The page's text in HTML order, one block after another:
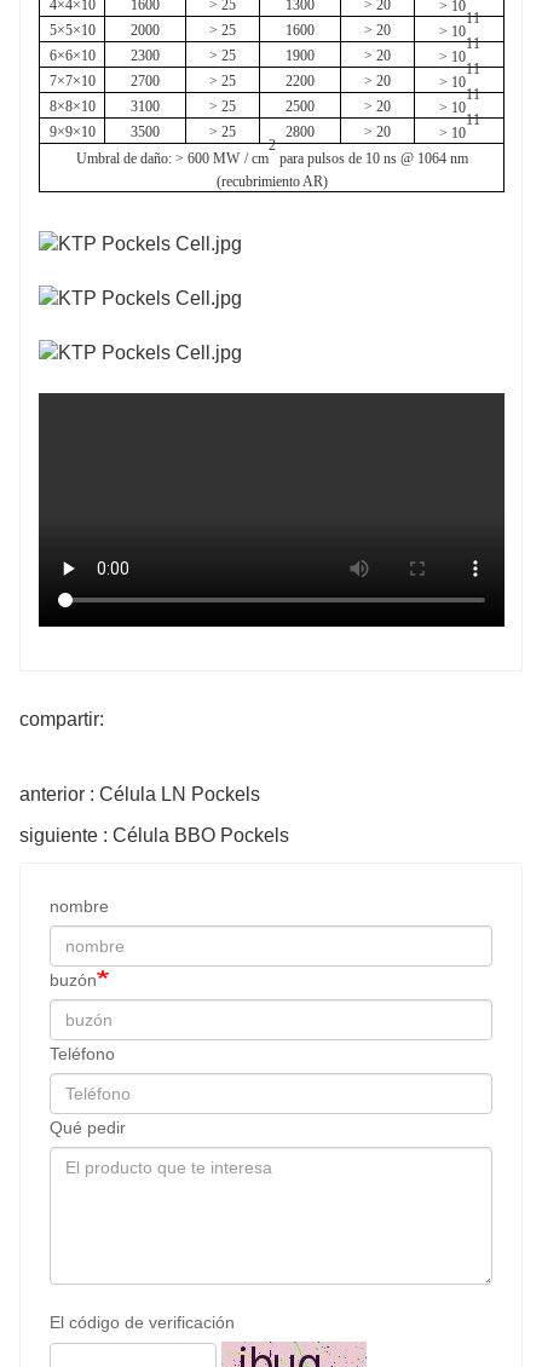
4×4×10 1600 > 25 1300 > 20 > 10
5×5×10 2000 > 25 1600 > 20 > 10
11
6×6×10 2300 > 25 1900 > 20 > 10
11
7×7×10 2700 > 25 2200 > 20 > 10
11
8×8×10 3100 > 25 2500 > 20 > 10
11
9×9×10 3500 > 25 2800 > 20 > 10
11
Umbral de daño: > 600 MW / cm
2
para pulsos de 10 ns @ 1064 nm
(recubrimiento AR)
compartir:
anterior : Célula LN Pockels
siguiente : Célula BBO Pockels
nombre
buzón
Teléfono
Qué pedir
El código de verificación